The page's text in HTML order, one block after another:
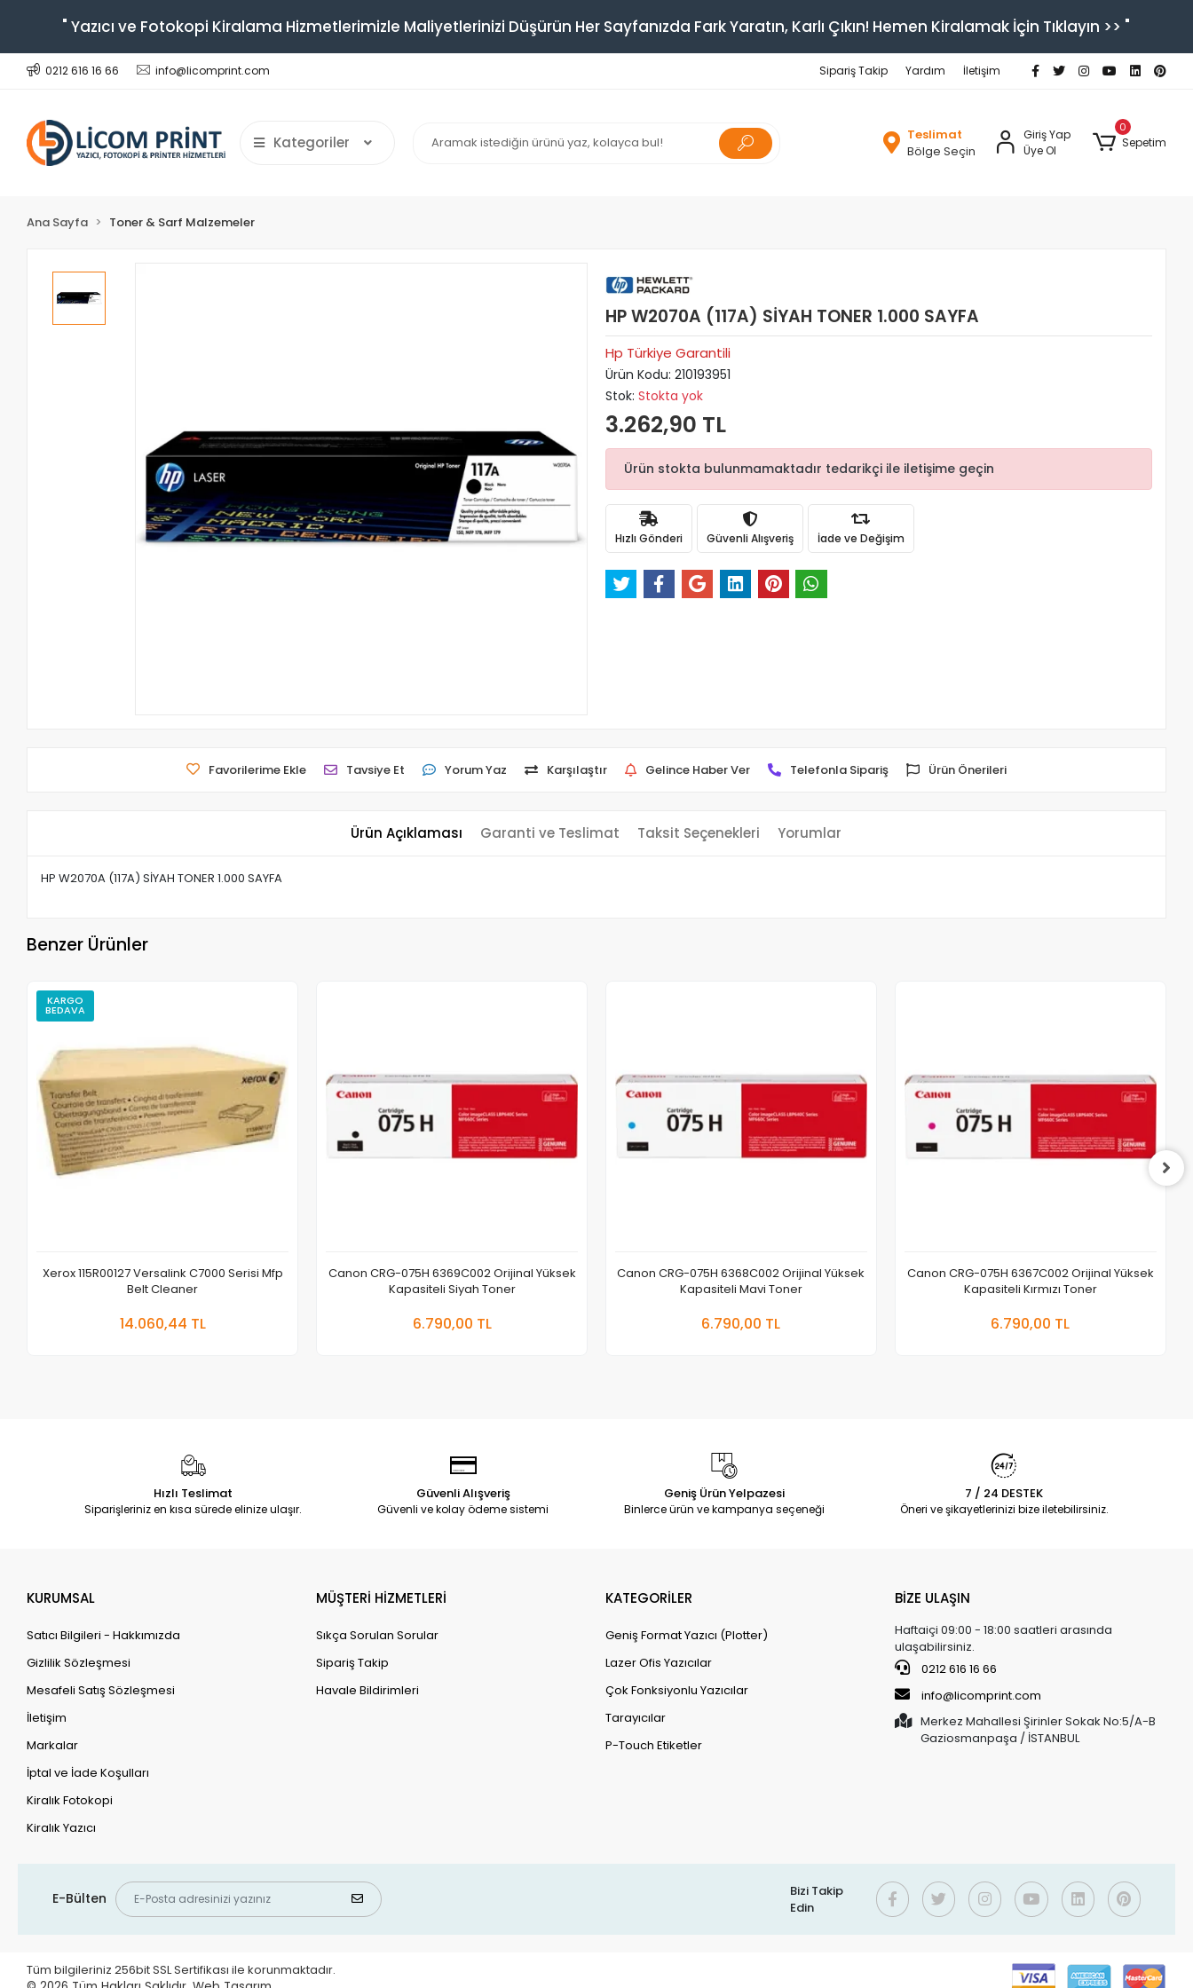
" Yazıcı ve Fotokopi Kiralama Hizmetlerimizle Maliyetlerinizi Düşürün Her Sayfanızda Fark Yaratın, Karlı Çıkın! Hemen Kiralamak İçin Tıklayın >> "
0212 616 16 66 info@licomprint.com Sipariş Takip Yardım İletişim
Kategoriler
Teslimat
Bölge Seçin
Giriş Yap
Üye Ol
0
Sepetim
Ana Sayfa Toner & Sarf Malzemeler
HP W2070A (117A) SİYAH TONER 1.000 SAYFA
Hp Türkiye Garantili
Ürün Kodu: 210193951
Stok: Stokta yok
3.262,90 TL
Ürün stokta bulunmamaktadır tedarikçi ile iletişime geçin
Hızlı Gönderi Güvenli Alışveriş İade ve Değişim
Favorilerime Ekle Tavsiye Et Yorum Yaz Karşılaştır Gelince Haber Ver Telefonla Sipariş Ürün Önerileri
Ürün Açıklaması Garanti ve Teslimat Taksit Seçenekleri Yorumlar
HP W2070A (117A) SİYAH TONER 1.000 SAYFA
Benzer Ürünler
KARGO
BEDAVA
Xerox 115R00127 Versalink C7000 Serisi Mfp
Belt Cleaner
14.060,44 TL
Canon CRG-075H 6369C002 Orijinal Yüksek
Kapasiteli Siyah Toner
6.790,00 TL
Canon CRG-075H 6368C002 Orijinal Yüksek
Kapasiteli Mavi Toner
6.790,00 TL
Canon CRG-075H 6367C002 Orijinal Yüksek
Kapasiteli Kırmızı Toner
6.790,00 TL
Hızlı Teslimat
Siparişleriniz en kısa sürede elinize ulaşır.
Güvenli Alışveriş
Güvenli ve kolay ödeme sistemi
Geniş Ürün Yelpazesi
Binlerce ürün ve kampanya seçeneği
7 / 24 DESTEK
Öneri ve şikayetlerinizi bize iletebilirsiniz.
KURUMSAL
Satıcı Bilgileri - Hakkımızda
Gizlilik Sözleşmesi
Mesafeli Satış Sözleşmesi
İletişim
Markalar
İptal ve İade Koşulları
Kiralık Fotokopi
Kiralık Yazıcı
MÜŞTERİ HİZMETLERİ
Sıkça Sorulan Sorular
Sipariş Takip
Havale Bildirimleri
KATEGORİLER
Geniş Format Yazıcı (Plotter)
Lazer Ofis Yazıcılar
Çok Fonksiyonlu Yazıcılar
Tarayıcılar
P-Touch Etiketler
BİZE ULAŞIN
Haftaiçi 09:00 - 18:00 saatleri arasında
ulaşabilirsiniz.
0212 616 16 66
info@licomprint.com
Merkez Mahallesi Şirinler Sokak No:5/A-B
Gaziosmanpaşa / İSTANBUL
E-Bülten
Bizi Takip
Edin
Tüm bilgileriniz 256bit SSL Sertifikası ile korunmaktadır.